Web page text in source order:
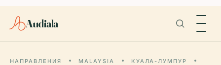
Audiala
НАПРАВЛЕНИЯ MALAYSIA
КУАЛА-ЛУМПУР